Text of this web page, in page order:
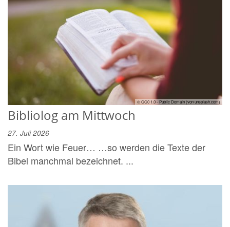
© CC0 1.0 - Public Domain (von unsplash.com)
Bibliolog am Mittwoch
27. Juli 2026
Ein Wort wie Feuer… …so werden die Texte der
Bibel manchmal bezeichnet. ...